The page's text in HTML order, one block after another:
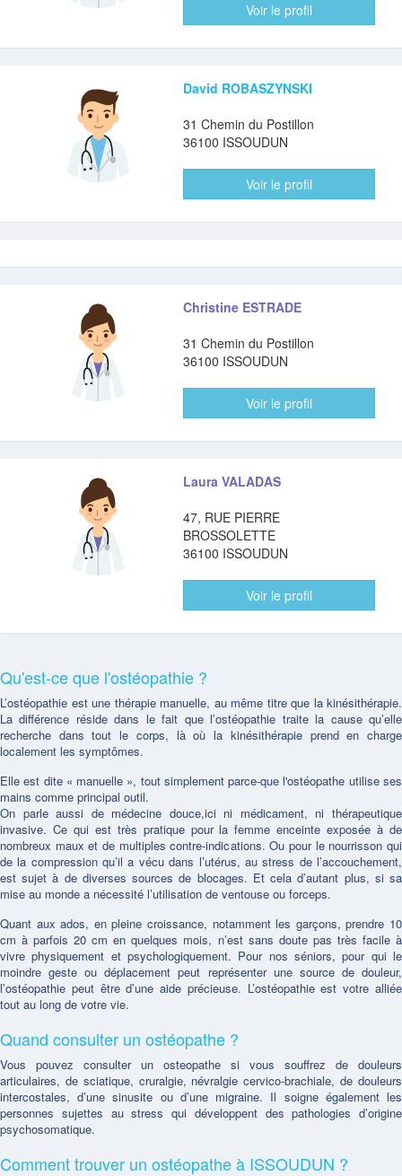
Voir le profil
David ROBASZYNSKI
31 Chemin du Postillon
36100 ISSOUDUN
Voir le profil
Christine ESTRADE
31 Chemin du Postillon
36100 ISSOUDUN
Voir le profil
Laura VALADAS
47, RUE PIERRE
BROSSOLETTE
36100 ISSOUDUN
Voir le profil
Qu'est-ce que l'ostéopathie ?
L’ostéopathie est une thérapie manuelle, au même titre que la kinésithérapie.
La différence réside dans le fait que l’ostéopathie traite la cause qu’elle
recherche dans tout le corps, là où la kinésithérapie prend en charge
localement les symptômes.
Elle est dite « manuelle », tout simplement parce-que l'ostéopathe utilise ses
mains comme principal outil.
On parle aussi de médecine douce,ici ni médicament, ni thérapeutique
invasive. Ce qui est très pratique pour la femme enceinte exposée à de
nombreux maux et de multiples contre-indications. Ou pour le nourrisson qui
de la compression qu’il a vécu dans l’utérus, au stress de l’accouchement,
est sujet à de diverses sources de blocages. Et cela d’autant plus, si sa
mise au monde a nécessité l’utilisation de ventouse ou forceps.
Quant aux ados, en pleine croissance, notamment les garçons, prendre 10
cm à parfois 20 cm en quelques mois, n’est sans doute pas très facile à
vivre physiquement et psychologiquement. Pour nos séniors, pour qui le
moindre geste ou déplacement peut représenter une source de douleur,
l’ostéopathie peut être d’une aide précieuse. L’ostéopathie est votre alliée
tout au long de votre vie.
Quand consulter un ostéopathe ?
Vous pouvez consulter un osteopathe si vous souffrez de douleurs
articulaires, de sciatique, cruralgie, névralgie cervico-brachiale, de douleurs
intercostales, d’une sinusite ou d’une migraine. Il soigne également les
personnes sujettes au stress qui développent des pathologies d’origine
psychosomatique.
Comment trouver un ostéopathe à ISSOUDUN ?